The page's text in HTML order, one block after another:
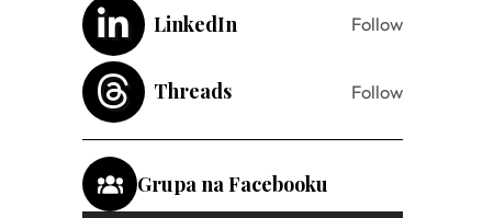
LinkedIn Follow
Threads Follow
Grupa na Facebooku